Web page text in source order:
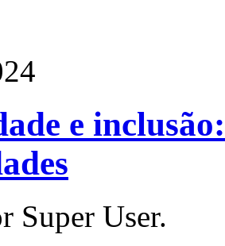
e
Super User.